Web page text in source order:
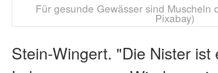
Für gesunde Gewässer sind Muscheln
Pixabay)
Stein-Wingert. "Die Nister ist